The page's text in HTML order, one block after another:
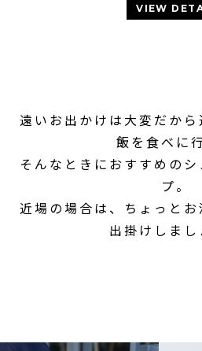
VIEW
遠いお出かけは大変だか
飯を食べに
そんなときにおすすめの
プ。
近場の場合は、ちょっと
出掛けしま